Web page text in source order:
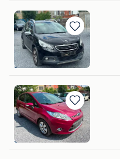
Bewaren
in
Mijn
Favorieten
Tony-MCars
Boom
Bewaren
in
Mijn
Favorieten
tony mcars
Sint-Niklaas